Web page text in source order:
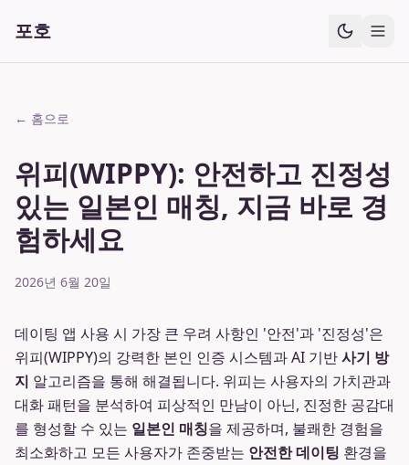
포호
← 홈으로
위피(WIPPY): 안전하고 진정성
있는 일본인 매칭, 지금 바로 경
험하세요
2026년 6월 20일
데이팅 앱 사용 시 가장 큰 우려 사항인 '안전'과 '진정성'은
위피(WIPPY)의 강력한 본인 인증 시스템과 AI 기반사기 방
지 알고리즘을 통해 해결됩니다. 위피는 사용자의 가치관과
대화 패턴을 분석하여 피상적인 만남이 아닌, 진정한 공감대
를 형성할 수 있는 일본인 매칭을 제공하며, 불쾌한 경험을
최소화하고 모든 사용자가 존중받는 안전한 데이팅 환경을